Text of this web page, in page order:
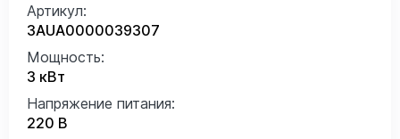
Артикул:
3AUA0000039307
Мощность:
3 кВт
Напряжение питания:
220 В